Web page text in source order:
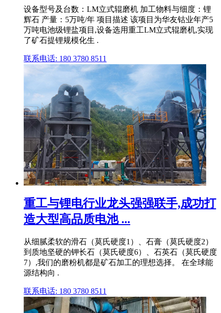
设备型号及台数：LM立式辊磨机 加工物料与细度：锂
辉石 产量：5万吨/年 项目描述 该项目为华友钴业年产5
万吨电池级锂盐项目,设备选用重工LM立式辊磨机,实现
了矿石提锂规模化生 .
联系电话: 180 3780 8511
重工与锂电行业龙头强强联手,成功打
造大型高品质电池 ...
从细腻柔软的滑石（莫氏硬度1）、石膏（莫氏硬度2）
到质地坚硬的钾长石（莫氏硬度6）、石英石（莫氏硬度
7）,我们的磨粉机都是矿石加工的理想选择。 在全球能
源结构向 .
联系电话: 180 3780 8511